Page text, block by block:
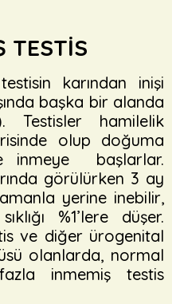
TESTİS
karından inişi
başka bir alanda
Testisler hamilelik
olup doğuma
inmeye başlarlar.
görülürken 3 ay
yerine inebilir,
%1’lere düşer.
ve diğer ürogenital
olanlarda, normal
inmemiş testis